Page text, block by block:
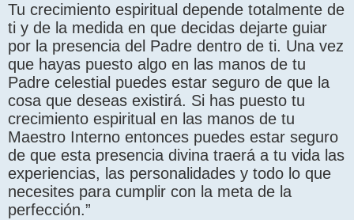
Tu crecimiento espiritual depende totalmente de
ti y de la medida en que decidas dejarte guiar
por la presencia del Padre dentro de ti. Una vez
que hayas puesto algo en las manos de tu
Padre celestial puedes estar seguro de que la
cosa que deseas existirá. Si has puesto tu
crecimiento espiritual en las manos de tu
Maestro Interno entonces puedes estar seguro
de que esta presencia divina traerá a tu vida las
experiencias, las personalidades y todo lo que
necesites para cumplir con la meta de la
perfección.”